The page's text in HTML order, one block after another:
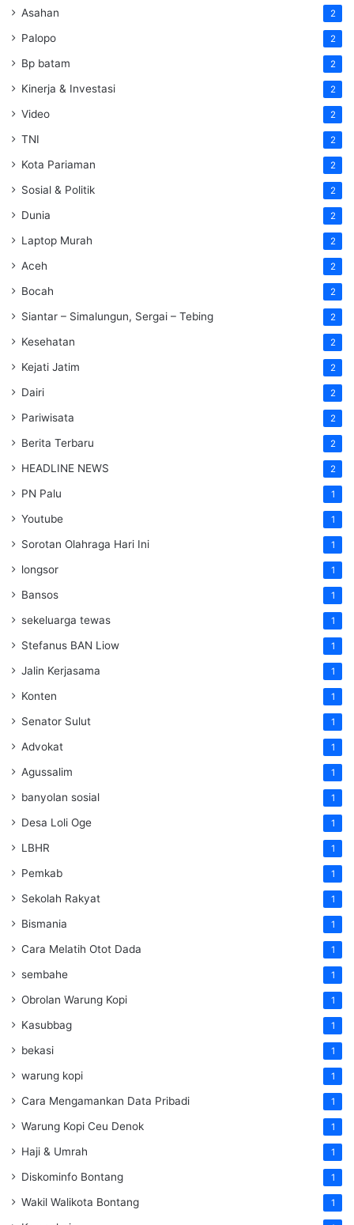
Asahan 2
Palopo 2
Bp batam 2
Kinerja & Investasi 2
Video 2
TNI 2
Kota Pariaman 2
Sosial & Politik 2
Dunia 2
Laptop Murah 2
Aceh 2
Bocah 2
Siantar – Simalungun, Sergai – Tebing 2
Kesehatan 2
Kejati Jatim 2
Dairi 2
Pariwisata 2
Berita Terbaru 2
HEADLINE NEWS 2
PN Palu 1
Youtube 1
Sorotan Olahraga Hari Ini 1
longsor 1
Bansos 1
sekeluarga tewas 1
Stefanus BAN Liow 1
Jalin Kerjasama 1
Konten 1
Senator Sulut 1
Advokat 1
Agussalim 1
banyolan sosial 1
Desa Loli Oge 1
LBHR 1
Pemkab 1
Sekolah Rakyat 1
Bismania 1
Cara Melatih Otot Dada 1
sembahe 1
Obrolan Warung Kopi 1
Kasubbag 1
bekasi 1
warung kopi 1
Cara Mengamankan Data Pribadi 1
Warung Kopi Ceu Denok 1
Haji & Umrah 1
Diskominfo Bontang 1
Wakil Walikota Bontang 1